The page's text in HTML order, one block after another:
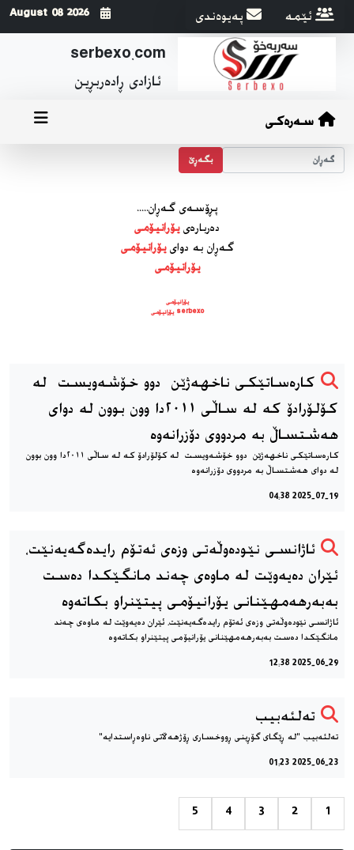
serbexo.com
ئازادی ڕاده‌ربڕین
ئێمه په‌یوه‌ندی 2026 August 08
سەرەکی
بگه‌ڕێ
پڕۆسه‌ی گه‌ڕان.....
ده‌رباره‌ییۆرانیۆمی
گه‌ڕان به دواییۆرانیۆمی
یۆرانیۆمی
یۆرانیۆمی
serbexo یۆرانیۆمی
کارەساتێکی ناخهەژێن دوو خۆشەویست لە
کۆلۆرادۆ کە لە ساڵی ٢٠١١دا وون بوون لە دوای
هەشتساڵ بە مردووی دۆزرانەوە
کارەساتێکی ناخهەژێن دوو خۆشەویست لە کۆلۆرادۆ کە لە ساڵی ٢٠١١دا وون بوون
لە دوای هەشتساڵ بە مردووی دۆزرانەوە
2025-07-19 04:38
ئاژانسی نێودەوڵەتی وزەی ئەتۆم رایدەگەیەنێت،
ئێران دەیەوێت لە ماوەی چەند مانگێکدا دەست
بەبەرهەمهێنانی یۆرانیۆمی پیتێنراو بکاتەوە
ئاژانسی نێودەوڵەتی وزەی ئەتۆم رایدەگەیەنێت، ئێران دەیەوێت لە ماوەی چەند
مانگێکدا دەست بەبەرهەمهێنانی یۆرانیۆمی پیتێنراو بکاتەوە
2025-06-29 12:38
تەلئەبیب
تەلئەبیب "لە ڕێگای گۆڕینی ڕووخساری ڕۆژهەڵاتی ناوەڕاستدایە"
2025-06-23 01:23
1
2
3
4
5